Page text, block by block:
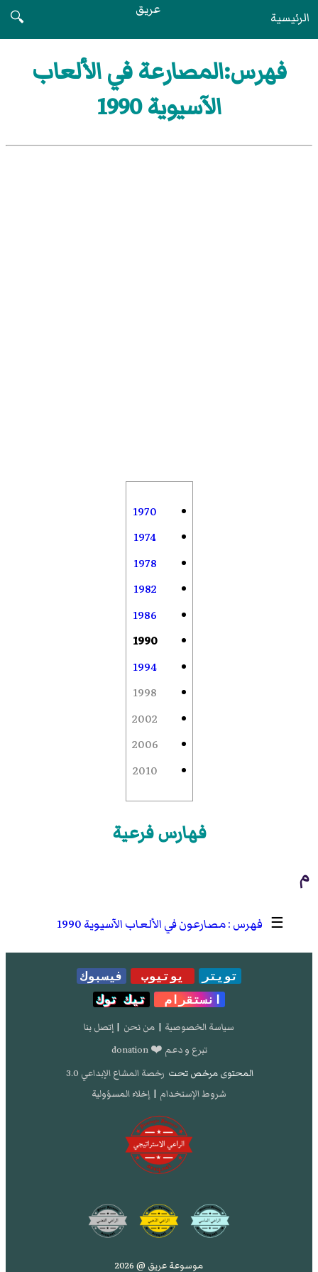
الرئيسية عريق
🔍
فهرس:المصارعة في الألعاب
الآسيوية 1990
1970
1974
1978
1982
1986
1990
1994
1998
2002
2006
2010
فهارس فرعية
م
☰ مصارعون في الألعاب الآسيوية 1990
تويتر يوتيوب
فيسبوك
انستقرام
تيك توك
سياسة الخصوصية | من نحن | إتصل بنا
تبرع و دعم ❤️ donation
المحتوى مرخص تحت رخصة المشاع الإبداعي 3.0
شروط الإستخدام | إخلاء المسؤولية
موسوعة عريق @ 2026